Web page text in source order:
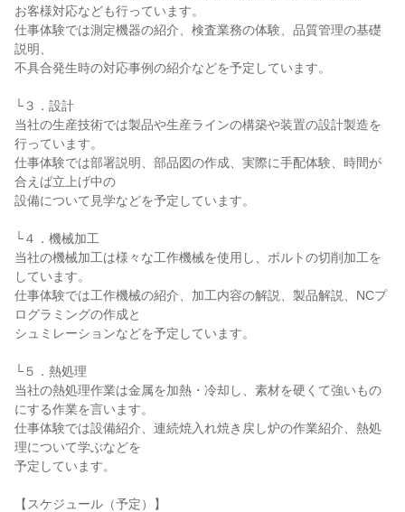
お客様対応なども行っています。
仕事体験では測定機器の紹介、検査業務の体験、品質管理の基礎
説明、
不具合発生時の対応事例の紹介などを予定しています。
└３．設計
当社の生産技術では製品や生産ラインの構築や装置の設計製造を
行っています。
仕事体験では部署説明、部品図の作成、実際に手配体験、時間が
合えば立上げ中の
設備について見学などを予定しています。
└４．機械加工
当社の機械加工は様々な工作機械を使用し、ボルトの切削加工を
しています。
仕事体験では工作機械の紹介、加工内容の解説、製品解説、NCプ
ログラミングの作成と
シュミレーションなどを予定しています。
└５．熱処理
当社の熱処理作業は金属を加熱・冷却し、素材を硬くて強いもの
にする作業を言います。
仕事体験では設備紹介、連続焼入れ焼き戻し炉の作業紹介、熱処
理について学ぶなどを
予定しています。
【スケジュール（予定）】